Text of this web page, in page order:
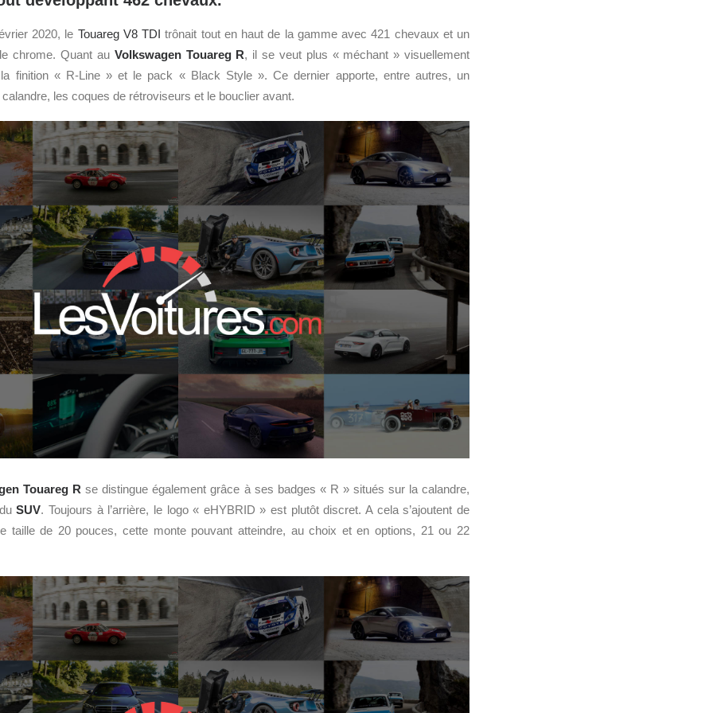
2020, le Touareg V8 TDI trônait tout en haut de la gamme avec 421 chevaux et un
chrome. Quant au VolkswagenTouareg R, il se veut plus « méchant » visuellement
finition « R-Line » et le pack « Black Style ». Ce dernier apporte, entre autres, un
les coques de rétroviseurs et le bouclier avant.
Touareg R se distingue également grâce à ses badges « R » situés sur la calandre,
duSUV. Toujours à l’arrière, le logo « eHYBRID » est plutôt discret. A cela s’ajoutent de
taille de 20 pouces, cette monte pouvant atteindre, au choix et en options, 21 ou 22